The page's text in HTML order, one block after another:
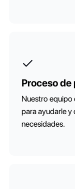
Proceso
Nuestro equipo
para ayudarle y
necesidades.